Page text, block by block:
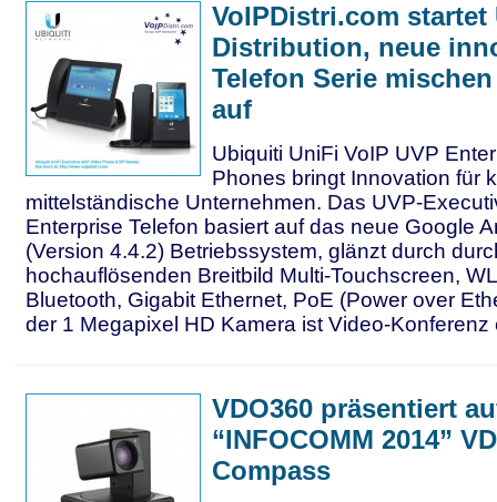
VoIPDistri.com
Distribution, neue
Telefon Serie
auf
Ubiquiti UniFi VoIP UVP
Phones bringt Innovation für
mittelständische Unternehmen. Das UVP-
Enterprise Telefon basiert auf das neue Google
(Version 4.4.2) Betriebssystem, glänzt durch
hochauflösenden Breitbild Multi-Touchscreen,
Bluetooth, Gigabit Ethernet, PoE (Power over
der 1 Megapixel HD Kamera ist Video-Konferenz
VDO360 präsentiert
“INFOCOMM 2014”
Compass